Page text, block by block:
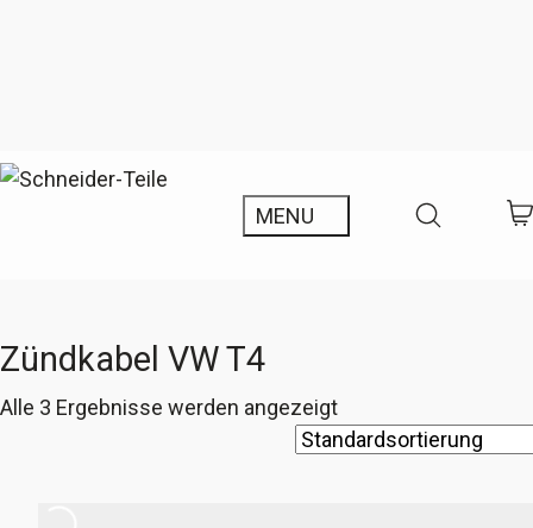
Zündkabel VW T4
Alle 3 Ergebnisse werden angezeigt